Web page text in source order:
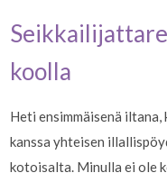
koolla
Heti ensimmäisenä
kanssa yhteisen
kotoisalta. Minulla ei ole